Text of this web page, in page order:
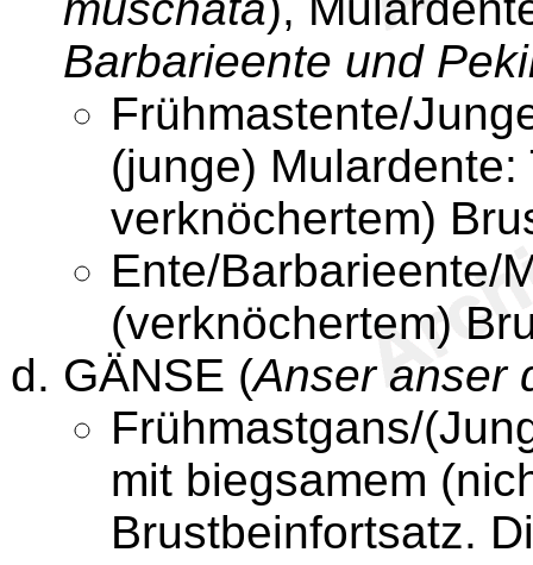
Barbarieente und
Frühmastente/
(junge)
verknöchertem)
Ente/Barbarieente/
(verknöchertem)
GÄNSE (Anser anser
Frühmastgans/
mit biegsamem
Brustbeinfortsatz.